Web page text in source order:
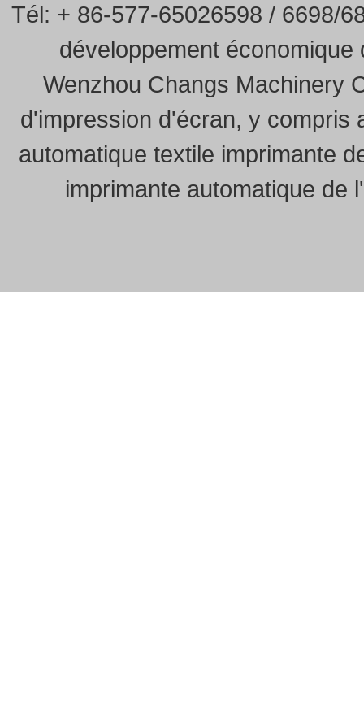
Tél: + 86-577-65026598 / 6698/
développement
Wenzhou Changs Machinery
d'impression d'écran, y compris
automatique textile imprimante
imprimante automatique de